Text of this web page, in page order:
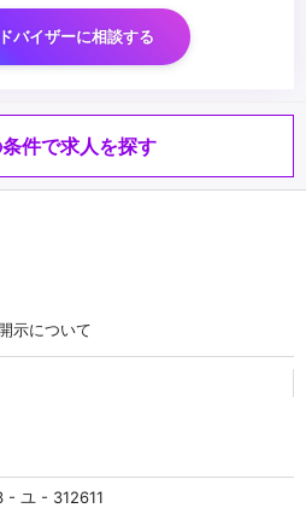
バイザーに相談する
件で求人を探す
示について
- ユ - 312611